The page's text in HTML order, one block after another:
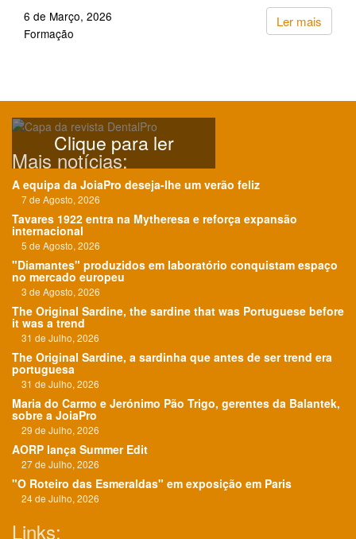
Ler mais
6 de Março, 2026
Formação
Clique para ler
Mais notícias:
A equipa da JoiaPro deseja-lhe um verão feliz
7 de Agosto, 2026
Tavares 1922 entra na Mytheresa e reforça expansão
internacional
5 de Agosto, 2026
"Diamantes" produzidos em laboratório conquistam espaço
no mercado europeu
3 de Agosto, 2026
The Original Sardine, the sardine that was Portuguese before
it was a trend
31 de Julho, 2026
The Original Sardine, a sardinha que antes de ser trend era
portuguesa
31 de Julho, 2026
Maria do Carmo e Jerónimo Pão Trigo, gerentes da Balantek,
sobre a JoiaPro
29 de Julho, 2026
AORP lança Summer Edit
27 de Julho, 2026
"O Roteiro das Esmeraldas" em exposição em Paris
24 de Julho, 2026
Links: